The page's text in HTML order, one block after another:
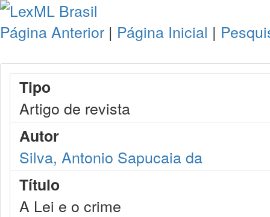
Página Anterior | Página Inicial |
Tipo
Artigo de revista
Autor
Silva, Antonio Sapucaia da
Título
A Lei e o crime